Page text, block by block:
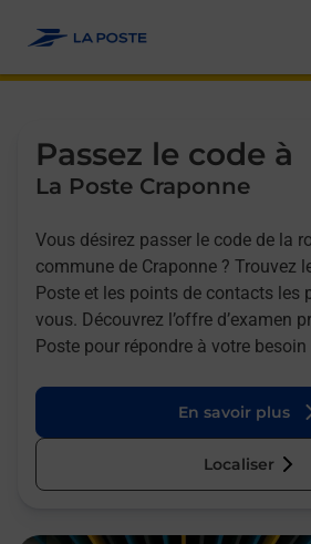
Passez le code à
La Poste Craponne
Vous désirez passer le code de la
commune de Craponne ? Trouvez
Poste et les points de contacts les
vous. Découvrez l’offre d’examen
Poste pour répondre à votre besoin
En savoir plus
Localiser